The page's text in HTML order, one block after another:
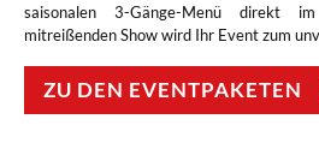
saisonalen 3-Gänge-Menü direkt
mitreißenden Show wird Ihr Event zum
ZU DEN EVENTPAKETEN